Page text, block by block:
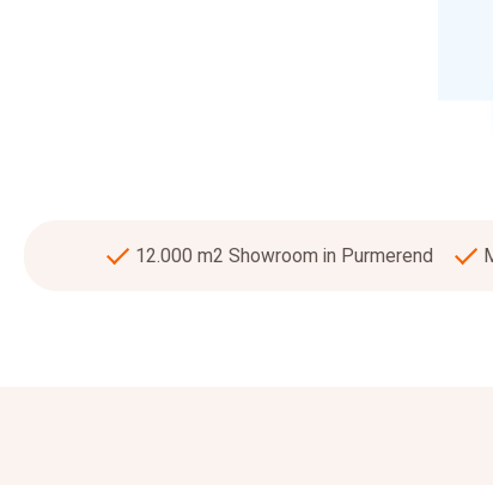
12.000 m2 Showroom in Purmerend